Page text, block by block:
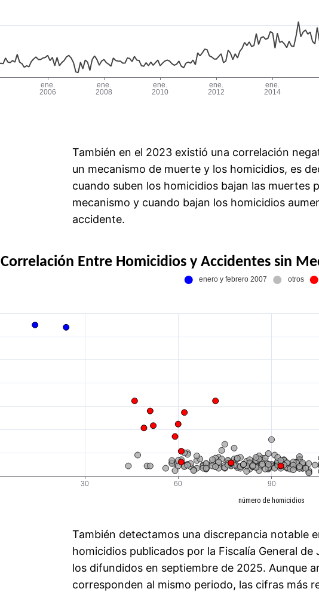
También en el 2023 existió una correlación
un mecanismo de muerte y los homicidios, es
cuando suben los homicidios bajan las muertes
mecanismo y cuando bajan los homicidios
accidente.
Correlación Entre Homicidios y Accidentes sin
También detectamos una discrepancia notable
homicidios publicados por la Fiscalía General
los difundidos en septiembre de 2025. Aunque
corresponden al mismo periodo, las cifras más